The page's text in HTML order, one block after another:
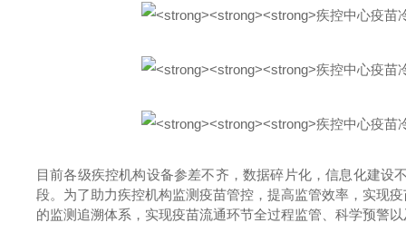
目前各级疾控机构设备参差不齐，数据碎片化，信息化建
段。为了助力疾控机构监测疫苗管控，提高监管效率，实现
的监测追溯体系，实现疫苗流通环节全过程监管、科学预警